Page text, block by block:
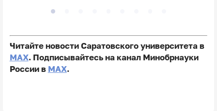
Читайте новости Саратовского университета в
MAX. Подписывайтесь на канал Минобрнауки
России в MAX.